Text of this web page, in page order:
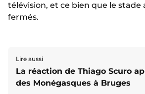
télévision, et ce bien que le stade
fermés.
Lire aussi
La réaction de Thiago Scuro
des Monégasques à Bruges